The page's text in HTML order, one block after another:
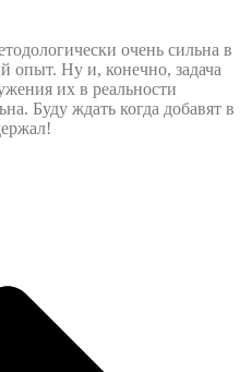
очень сильна в
опыт. Ну и, конечно, задача
их в реальности
Буду ждать когда добавят в